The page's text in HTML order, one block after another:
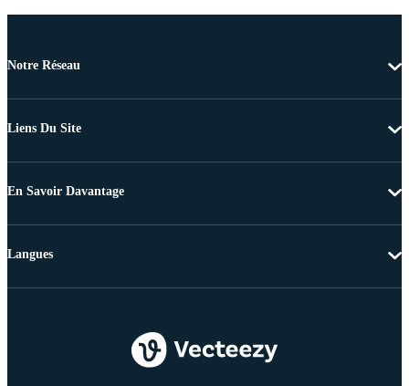
Notre Réseau
Liens Du Site
En Savoir Davantage
Langues